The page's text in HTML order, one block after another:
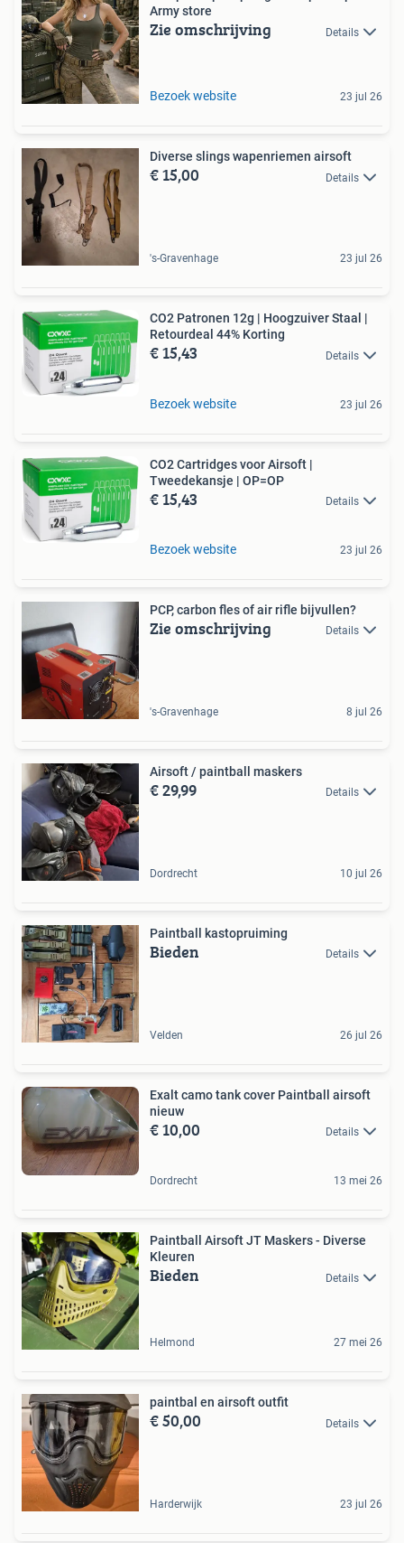
Army store
Zie omschrijving Details
Bezoek website 23 jul 26
Diverse slings wapenriemen airsoft
€ 15,00 Details
's-Gravenhage 23 jul 26
CO2 Patronen 12g | Hoogzuiver Staal |
Retourdeal 44% Korting
€ 15,43 Details
Bezoek website 23 jul 26
CO2 Cartridges voor Airsoft |
Tweedekansje | OP=OP
€ 15,43 Details
Bezoek website 23 jul 26
PCP, carbon fles of air rifle bijvullen?
Zie omschrijving Details
's-Gravenhage 8 jul 26
Airsoft / paintball maskers
€ 29,99 Details
Dordrecht 10 jul 26
Paintball kastopruiming
Bieden Details
Velden 26 jul 26
Exalt camo tank cover Paintball airsoft
nieuw
€ 10,00 Details
Dordrecht 13 mei 26
Paintball Airsoft JT Maskers - Diverse
Kleuren
Bieden Details
Helmond 27 mei 26
paintbal en airsoft outfit
€ 50,00 Details
Harderwijk 23 jul 26